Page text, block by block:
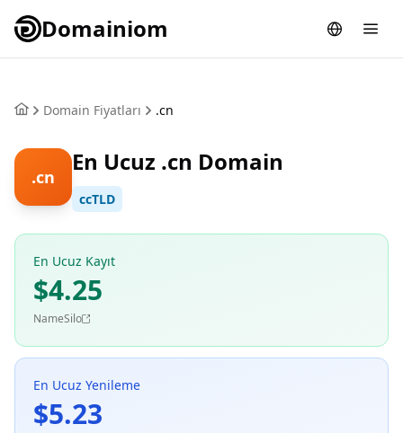
Domainiom
Domain Fiyatları .cn
.cn
En Ucuz .cn Domain
ccTLD
En Ucuz Kayıt
$4.25
NameSilo
En Ucuz Yenileme
$5.23